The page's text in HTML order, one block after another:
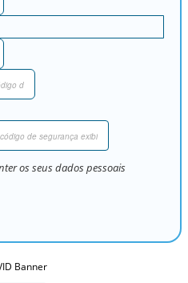
os seus dados pessoais